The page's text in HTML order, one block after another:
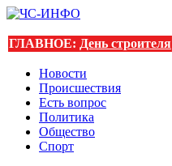
ГЛАВНОЕ: День строителя
Новости
Происшествия
Есть вопрос
Политика
Общество
Спорт